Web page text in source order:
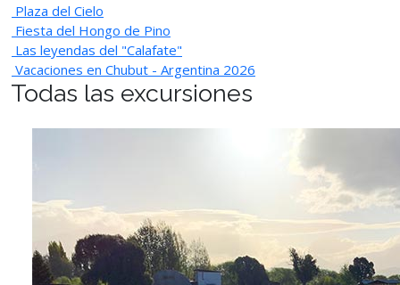
Plaza del Cielo
Fiesta del Hongo de Pino
Las leyendas del "Calafate"
Vacaciones en Chubut - Argentina 2026
Todas las excursiones